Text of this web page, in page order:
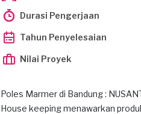
Durasi Pengerjaan
Tahun Penyelesaian
Nilai Proyek
Poles Marmer di Bandung :
House keeping menawarkan